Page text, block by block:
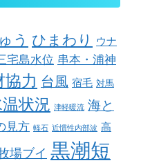
う ひまわり
ウナ
宅島水位 串本・浦神
協力 台風 宿毛 対馬
状況 津軽暖流 海と
見方 軽石 近慣性内部波 高
場ブイ 黒潮短